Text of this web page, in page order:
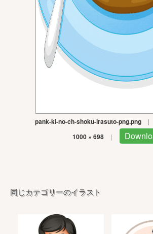
pank-ki-no-ch-shoku-irasuto-png.png |
1000 × 698 |
同じカテゴリーのイラスト